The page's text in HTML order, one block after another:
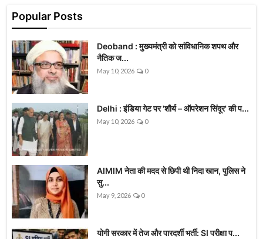
Popular Posts
Deoband : मुख्यमंत्री को सांविधानिक शपथ और
नैतिक ज...
May 10, 2026 0
Delhi : इंडिया गेट पर 'शौर्य – ऑपरेशन सिंदूर' की प...
May 10, 2026 0
AIMIM नेता की मदद से छिपी थी निदा खान, पुलिस ने
सु...
May 9, 2026 0
योगी सरकार में तेज और पारदर्शी भर्ती: SI परीक्षा प...